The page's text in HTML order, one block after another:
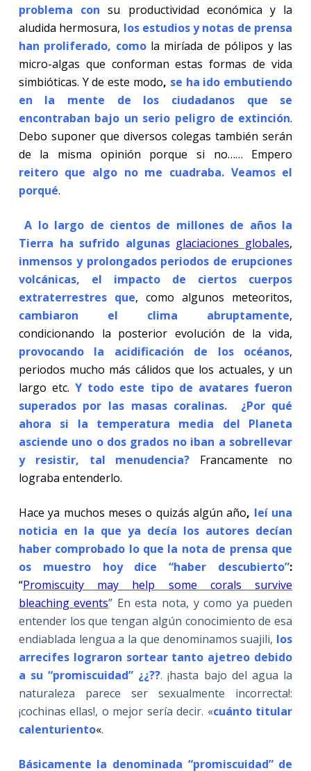
problema con su productividad económica y la
aludida hermosura, los estudios y notas de prensa
han proliferado, comola miríada de pólipos y las
micro-algas que conforman estas formas de vida
simbióticas. Y de este modo, se ha ido embutiendo
en la mente de los ciudadanos que se
encontraban bajo un serio peligro de extinción.
Debo suponer que diversos colegas también serán
de la misma opinión porque si no…… Empero
reitero que algo no me cuadraba. Veamos el
porqué.
A lo largo de cientos de millones de años la
Tierra ha sufrido algunas glaciaciones globales,
inmensos y prolongados periodos de erupciones
volcánicas, el impacto de ciertos cuerpos
extraterrestres que, como algunos meteoritos,
cambiaron el clima abruptamente,
condicionando la posterior evolución de la vida,
provocando la acidificación de los océanos,
periodos mucho más cálidos que los actuales, y un
largo etc.Y todo este tipo de avatares fueron
superados por las masas coralinas. ¿Por qué
ahora si la temperatura media del Planeta
asciende uno o dos grados no iban a sobrellevar
y resistir, tal menudencia? Francamente no
lograba entenderlo.
Hace ya muchos meses o quizás algún año, leí una
noticia en la que ya decía los autores decían
haber comprobado lo que la nota de prensa que
os muestro hoy dice “haber descubierto”:
“Promiscuity may help some corals survive
bleaching events” En esta nota, y como ya pueden
entender los que tengan algún conocimiento de esa
endiablada lengua a la que denominamos suajili, los
arrecifes lograron sortear tanto ajetreo debido
a su “promiscuidad” ¿¿??. ¡hasta bajo del agua la
naturaleza parece ser sexualmente incorrecta!:
¡cochinas ellas!, o mejor sería decir. «cuánto titular
calenturiento«.
Básicamente la denominada “promiscuidad” de